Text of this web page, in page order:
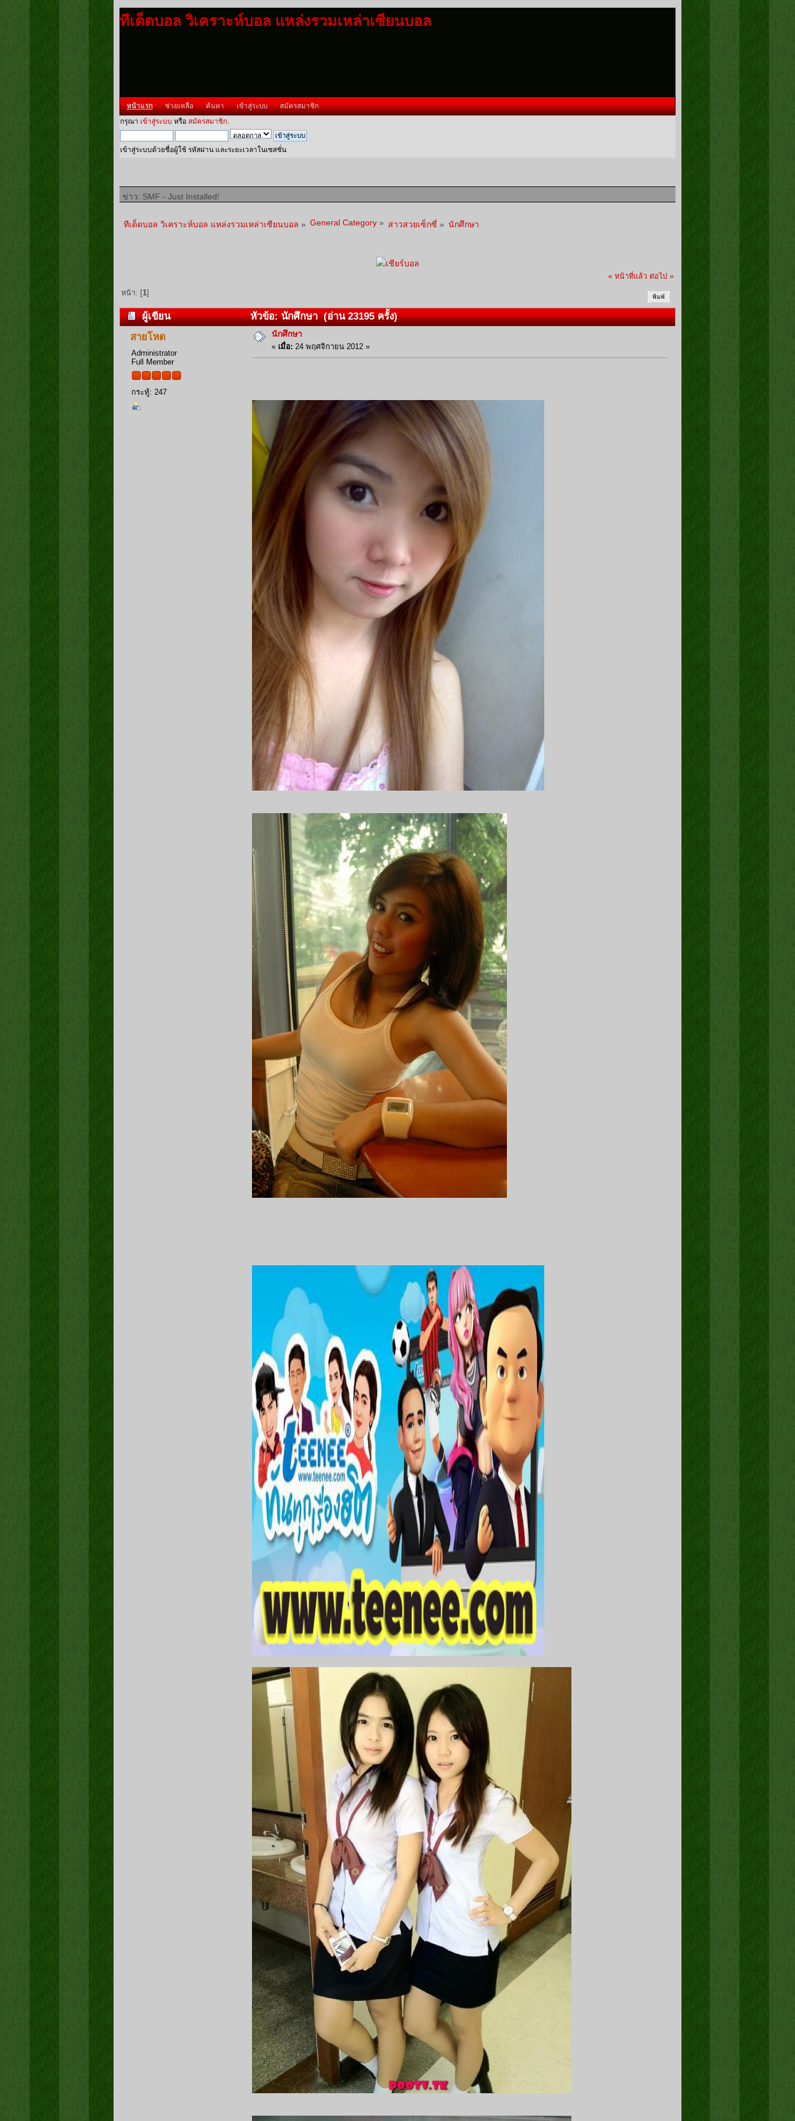
ทีเด็ดบอล วิเคราะห์บอล แหล่งรวมเหล่าเซียนบอล
หน้าแรก ช่วยเหลือ ค้นหา เข้าสู่ระบบ สมัครสมาชิก
กรุณา เข้าสู่ระบบ หรือ สมัครสมาชิก.
เข้าสู่ระบบด้วยชื่อผู้ใช้ รหัสผ่าน และระยะเวลาในเซสชั่น
ข่าว: SMF - Just Installed!
ทีเด็ดบอล วิเคราะห์บอล แหล่งรวมเหล่าเซียนบอล » General Category » สาวสวยเซ็กซี่ » นักศึกษา
« หน้าที่แล้ว ต่อไป »
พิมพ์
หน้า: [ 1]
ผู้เขียน
หัวข้อ: นักศึกษา (อ่าน 23195 ครั้ง)
สายโหด
Administrator
Full Member
กระทู้: 247
นักศึกษา
« เมื่อ: 24 พฤศจิกายน 2012 »